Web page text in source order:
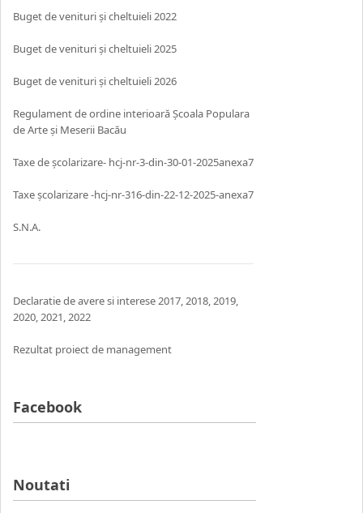
Buget de venituri și cheltuieli 2022
Buget de venituri și cheltuieli 2025
Buget de venituri și cheltuieli 2026
Regulament de ordine interioară Școala Populara
de Arte și Meserii Bacău
Taxe de școlarizare- hcj-nr-3-din-30-01-2025anexa7
Taxe școlarizare -hcj-nr-316-din-22-12-2025-anexa7
S.N.A.
Declaratie de avere si interese2017,2018,2019,
2020,2021,2022
Rezultat proiect de management
Facebook
Noutati